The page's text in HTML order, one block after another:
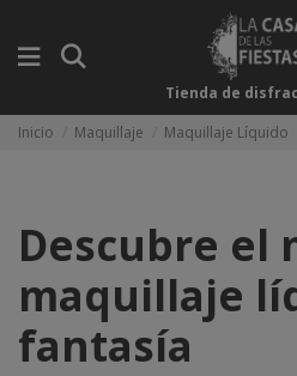
Tienda de
Inicio Maquillaje Maquillaje Líquido
Descubre el
maquillaje
fantasía